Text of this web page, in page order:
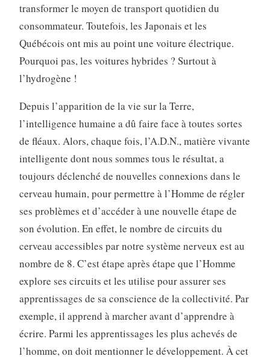
transformer le moyen de transport quotidien du
consommateur. Toutefois, les Japonais et les
Québécois ont mis au point une voiture électrique.
Pourquoi pas, les voitures hybrides ? Surtout à
l’hydrogène !
Depuis l’apparition de la vie sur la Terre,
l’intelligence humaine a dû faire face à toutes sortes
de fléaux. Alors, chaque fois, l’A.D.N., matière vivante
intelligente dont nous sommes tous le résultat, a
toujours déclenché de nouvelles connexions dans le
cerveau humain, pour permettre à l’Homme de régler
ses problèmes et d’accéder à une nouvelle étape de
son évolution. En effet, le nombre de circuits du
cerveau accessibles par notre système nerveux est au
nombre de 8. C’est étape après étape que l’Homme
explore ses circuits et les utilise pour assurer ses
apprentissages de sa conscience de la collectivité. Par
exemple, il apprend à marcher avant d’apprendre à
écrire. Parmi les apprentissages les plus achevés de
l’homme, on doit mentionner le développement. À cet